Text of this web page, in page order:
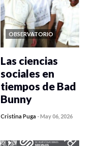
OBSERVATORIO
Las ciencias
sociales en
tiempos de Bad
Bunny
Cristina Puga -May 06, 2026